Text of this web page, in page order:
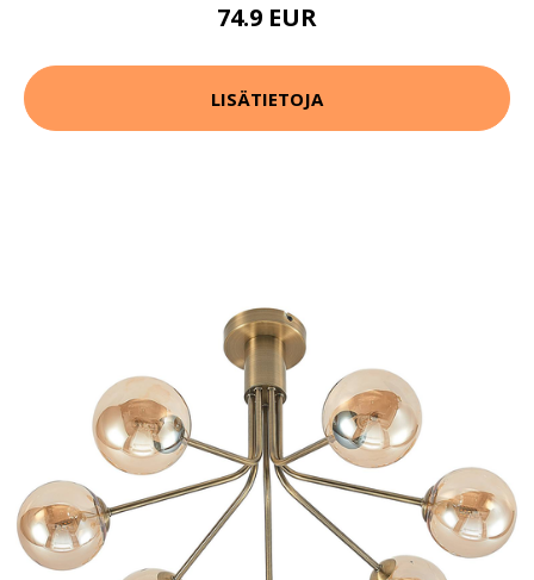
74.9 EUR
LISÄTIETOJA